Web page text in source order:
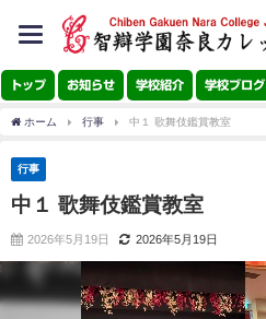
toggle
navigation
トップ お知らせ 学校紹介 学校ブログ
ホーム 行事 中１ 歌舞伎鑑賞教室
行事
中１ 歌舞伎鑑賞教室
2026年5月19日 2026年5月19日